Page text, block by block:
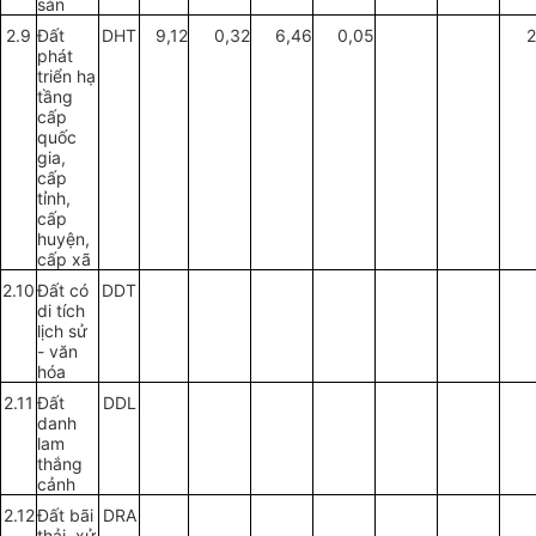
sản
2.9 Đất
phát
triển hạ
tầng
cấp
quốc
gia,
cấp
tỉnh,
cấp
huyện,
cấp xã
DHT 9,12 0,32 6,46 0,05
2.10Đất có
di tích
lịch sử
- văn
hóa
DDT
2.11 Đất
danh
lam
thắng
cảnh
DDL
2.12Đất bãi DRA